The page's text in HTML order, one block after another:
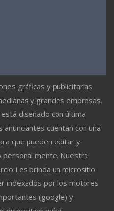
gráficas y publicitarias
y grandes empresas.
diseñado con última
cuentan con una
que pueden editar y
personal mente. Nuestra
Les brinda un micrositio
indexados por los motores
(google) y